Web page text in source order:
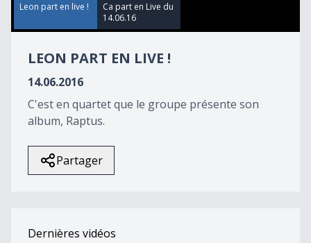
26Leon part en live !
Ca part en Live du
14.06.16
LEON PART EN LIVE !
14.06.2016
C'est en quartet que le groupe présente son
album, Raptus.
Partager
Dernières vidéos